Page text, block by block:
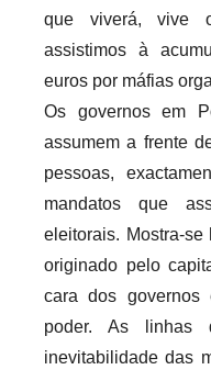
que viverá, vive
assistimos à
euros por máfias
Os governos em
assumem a frente
pessoas,
mandatos que
eleitorais. Mostra-se
originado pelo
cara dos
poder. As linhas
inevitabilidade das